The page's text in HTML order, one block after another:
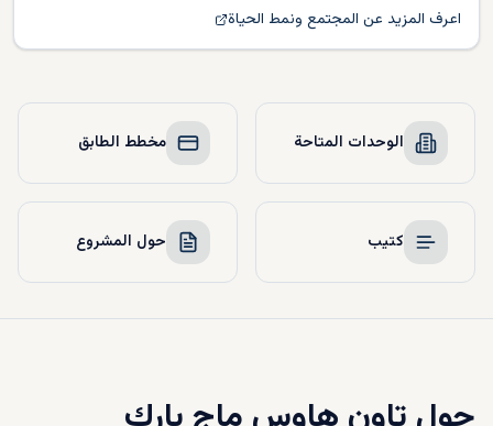
اعرف المزيد عن المجتمع ونمط الحياة
الوحدات المتاحة مخطط الطابق
كتيب حول المشروع